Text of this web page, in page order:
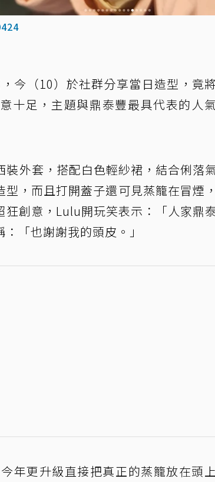
今（10）於社群分享當日造型，竟
十足，主題與鼎泰豐最具代表的人
外套，搭配白色輕紗裙，結合俐落
，而且打開蓋子還可見蒸籠在冒煙
創意，Lulu開玩笑表示：「人家鼎
「也謝謝我的頭皮。」
年更升級直接把真正的蒸籠放在頭